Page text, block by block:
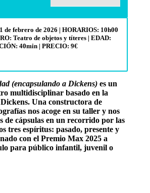
de febrero de 2026 | HORARIOS: 10h00
Teatro de objetos y títeres | EDAD:
40min | PRECIO: 9€
(encapsulando a Dickens) es un
multidisciplinar basado en la
Una constructora de
nos acoge en su taller y nos
de cápsulas en un recorrido por las
tres espíritus: pasado, presente y
con el Premio Max 2025 a
para público infantil, juvenil o